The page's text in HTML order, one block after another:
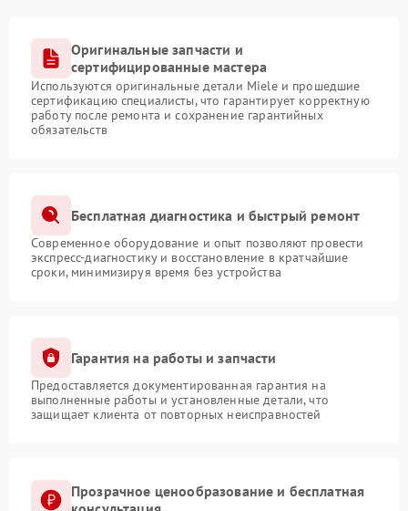
Оригинальные запчасти и
сертифицированные мастера
Используются оригинальные детали Miele и прошедшие
сертификацию специалисты, что гарантирует корректную
работу после ремонта и сохранение гарантийных
обязательств
Бесплатная диагностика и быстрый ремонт
Современное оборудование и опыт позволяют провести
экспресс-диагностику и восстановление в кратчайшие
сроки, минимизируя время без устройства
Гарантия на работы и запчасти
Предоставляется документированная гарантия на
выполненные работы и установленные детали, что
защищает клиента от повторных неисправностей
Прозрачное ценообразование и бесплатная